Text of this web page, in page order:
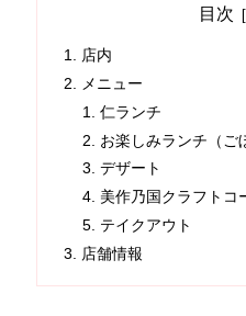
目次
店内
メニュー
仁ランチ
お楽しみランチ（ご
デザート
美作乃国クラフトコ
テイクアウト
店舗情報